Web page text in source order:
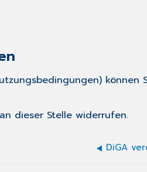
dieser Stelle widerrufen.
DiGA